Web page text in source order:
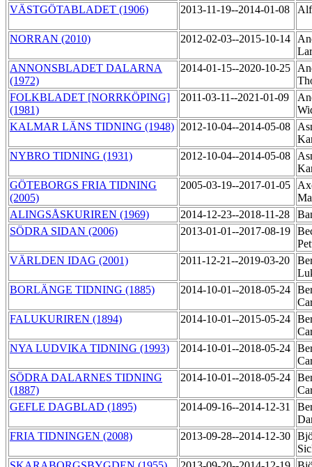
VÄSTGÖTABLADET (1906)
2013-11-19--2014-01-08
NORRAN (2010) 2012-02-03--2015-10-14
ANNONSBLADET DALARNA
(1972)
2014-01-15--2020-10-25
FOLKBLADET [NORRKÖPING]
(1981)
2011-03-11--2021-01-09
KALMAR LÄNS TIDNING (1948) 2012-10-04--2014-05-08
NYBRO TIDNING (1931)
2012-10-04--2014-05-08
GÖTEBORGS FRIA TIDNING
(2005)
2005-03-19--2017-01-05
ALINGSÅSKURIREN (1969)
2014-12-23--2018-11-28
SÖDRA SIDAN (2006)
2013-01-01--2017-08-19
VÄRLDEN IDAG (2001)
2011-12-21--2019-03-20
BORLÄNGE TIDNING (1885)
2014-10-01--2018-05-24
FALUKURIREN (1894)
2014-10-01--2015-05-24
NYA LUDVIKA TIDNING (1993)
2014-10-01--2018-05-24
SÖDRA DALARNES TIDNING
(1887)
2014-10-01--2018-05-24
GEFLE DAGBLAD (1895)
2014-09-16--2014-12-31
FRIA TIDNINGEN (2008)
2013-09-28--2014-12-30